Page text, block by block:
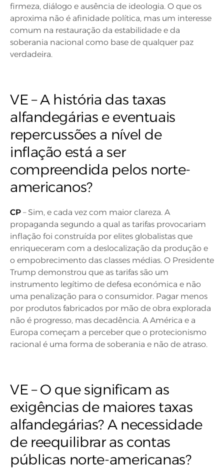
firmeza, diálogo e ausência de ideologia. O que os
aproxima não é afinidade política, mas um interesse
comum na restauração da estabilidade e da
soberania nacional como base de qualquer paz
verdadeira.
VE – A história das taxas
alfandegárias e eventuais
repercussões a nível de
inflação está a ser
compreendida pelos norte-
americanos?
CP – Sim, e cada vez com maior clareza. A
propaganda segundo a qual as tarifas provocariam
inflação foi construída por elites globalistas que
enriqueceram com a deslocalização da produção e
o empobrecimento das classes médias. O Presidente
Trump demonstrou que as tarifas são um
instrumento legítimo de defesa económica e não
uma penalização para o consumidor. Pagar menos
por produtos fabricados por mão de obra explorada
não é progresso, mas decadência. A América e a
Europa começam a perceber que o protecionismo
racional é uma forma de soberania e não de atraso.
VE – O que significam as
exigências de maiores taxas
alfandegárias? A necessidade
de reequilibrar as contas
públicas norte-americanas?